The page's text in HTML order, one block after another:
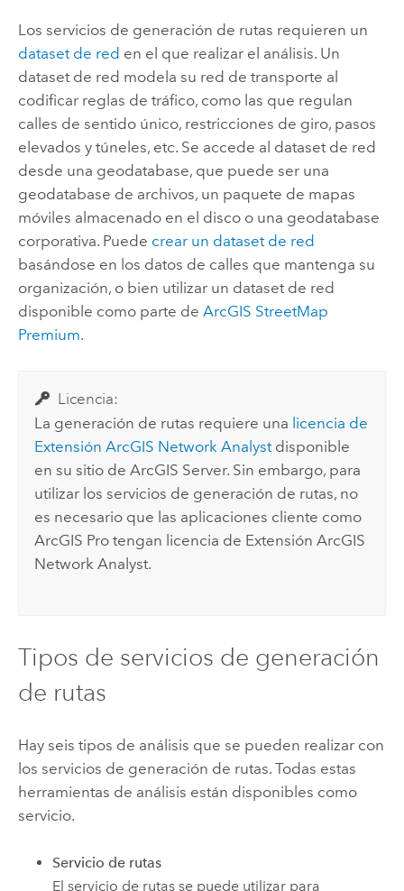
Los servicios de generación de rutas requieren un
dataset de red en el que realizar el análisis. Un
dataset de red modela su red de transporte al
codificar reglas de tráfico, como las que regulan
calles de sentido único, restricciones de giro, pasos
elevados y túneles, etc. Se accede al dataset de red
desde una geodatabase, que puede ser una
geodatabase de archivos, un paquete de mapas
móviles almacenado en el disco o una geodatabase
corporativa. Puede crear un dataset de red
basándose en los datos de calles que mantenga su
organización, o bien utilizar un dataset de red
disponible como parte de ArcGIS StreetMap
Premium.
Licencia:
La generación de rutas requiere una licencia de
Extensión ArcGIS Network Analystdisponible
en su sitio deArcGIS Server. Sin embargo, para
utilizar los servicios de generación de rutas, no
es necesario que las aplicaciones cliente como
ArcGIS Pro tengan licencia de Extensión ArcGIS
Network Analyst.
Tipos de servicios de generación
de rutas
Hay seis tipos de análisis que se pueden realizar con
los servicios de generación de rutas. Todas estas
herramientas de análisis están disponibles como
servicio.
Servicio de rutas
El servicio de rutas se puede utilizar para